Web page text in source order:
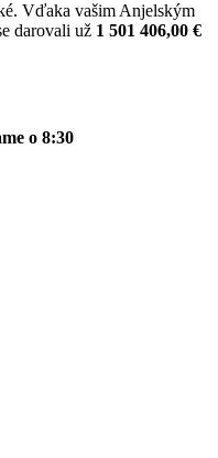
Vďaka vašim Anjelským
darovali už 1 501 406,00 €
o 8:30